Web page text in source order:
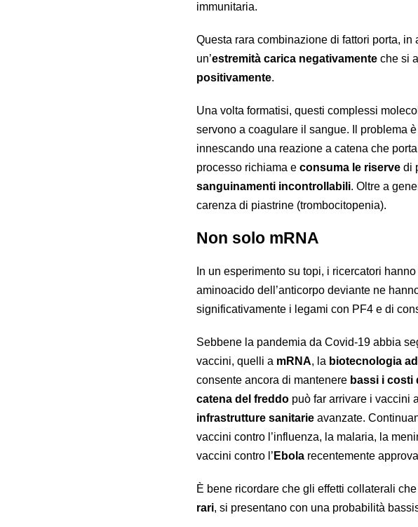
immunitaria.
Questa rara combinazione di fattori porta,
un’estremità carica negativamente che si
positivamente.
Una volta formatisi, questi complessi
servono a coagulare il sangue. Il problema
innescando una reazione a catena che
processo richiama e consuma le riserve di
sanguinamenti incontrollabili. Oltre a
carenza di piastrine (trombocitopenia).
Non solo mRNA
In un esperimento su topi, i ricercatori
aminoacido dell’anticorpo deviante ne
significativamente i legami con PF4 e di
Sebbene la pandemia da Covid-19 abbia
vaccini, quelli a mRNA, la biotecnologia
consente ancora di mantenere bassi i costi
catena del freddo può far arrivare i vaccini
infrastrutture sanitarie avanzate.
vaccini contro l’influenza, la malaria, la
vaccini contro l’ Ebola recentemente
È bene ricordare che gli effetti collaterali
rari, si presentano con una probabilità